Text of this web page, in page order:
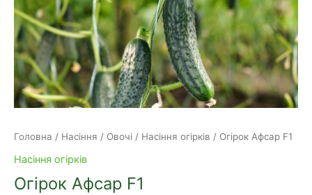
Головна / Насіння / Овочі / Насіння огірків / Огірок Афсар F1
Насіння огірків
Огірок Афсар F1